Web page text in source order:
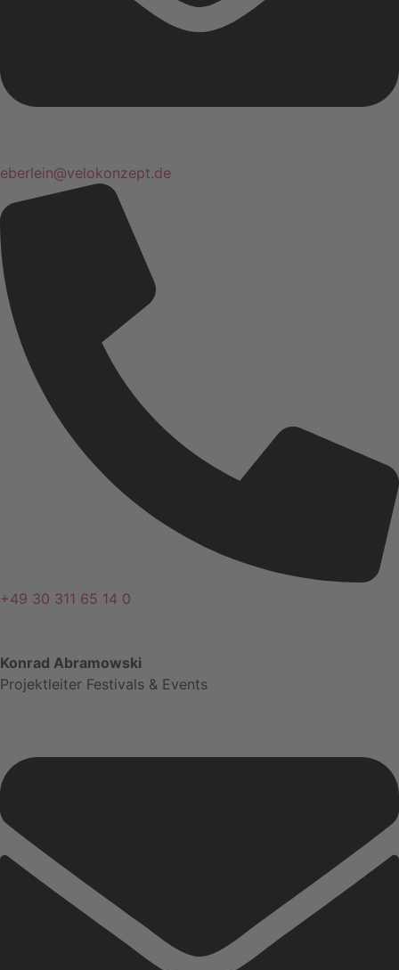
eberlein@velokonzept.de
+49 30 311 65 14 0
Konrad Abramowski
Projektleiter Festivals & Events